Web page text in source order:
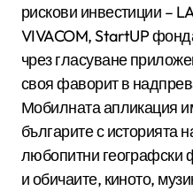
рискови инвестиции –
VIVACOM, StartUP
чрез гласуване
своя фаворит в
Мобилната апликация
българите с историята
любопитни географски
и обичаите, киното,